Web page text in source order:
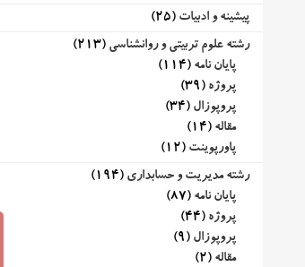
پیشینه و ادبیات (25)
رشته علوم تربیتی و روانشناسی (213)
پایان نامه (114)
پروژه (39)
پروپوزال (34)
مقاله (14)
پاورپوینت (12)
رشته مدیریت و حسابداری (194)
پایان نامه (87)
پروژه (44)
پروپوزال (9)
مقاله (2)